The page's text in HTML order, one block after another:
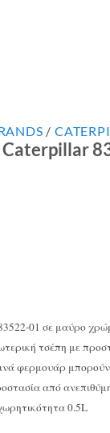
/
Caterpillar
01 σε μαύρο
τσέπη με
φερμουάρ
από
0.5L